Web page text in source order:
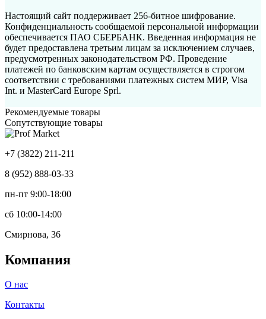
Настоящий сайт поддерживает 256-битное шифрование.
Конфиденциальность сообщаемой персональной информации
обеспечивается ПАО СБЕРБАНК. Введенная информация не
будет предоставлена третьим лицам за исключением случаев,
предусмотренных законодательством РФ. Проведение
платежей по банковским картам осуществляется в строгом
соответствии с требованиями платежных систем МИР, Visa
Int. и MasterCard Europe Sprl.
Рекомендуемые товары
Сопутствующие товары
+7 (3822) 211-211
8 (952) 888-03-33
пн-пт 9:00-18:00
сб 10:00-14:00
Смирнова, 36
Компания
О нас
Контакты